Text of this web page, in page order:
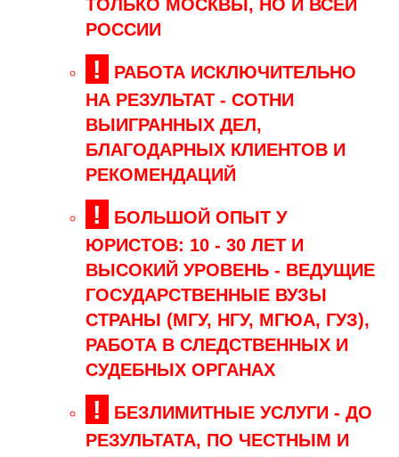
ТОЛЬКО МОСКВЫ, НО И ВСЕЙ
РОССИИ
!
РАБОТА ИСКЛЮЧИТЕЛЬНО
НА РЕЗУЛЬТАТ - СОТНИ
ВЫИГРАННЫХ ДЕЛ,
БЛАГОДАРНЫХ КЛИЕНТОВ И
РЕКОМЕНДАЦИЙ
!
БОЛЬШОЙ ОПЫТ У
ЮРИСТОВ: 10 - 30 ЛЕТ И
ВЫСОКИЙ УРОВЕНЬ - ВЕДУЩИЕ
ГОСУДАРСТВЕННЫЕ ВУЗЫ
СТРАНЫ (МГУ, НГУ, МГЮА, ГУЗ),
РАБОТА В СЛЕДСТВЕННЫХ И
СУДЕБНЫХ ОРГАНАХ
!
БЕЗЛИМИТНЫЕ УСЛУГИ - ДО
РЕЗУЛЬТАТА, ПО ЧЕСТНЫМ И